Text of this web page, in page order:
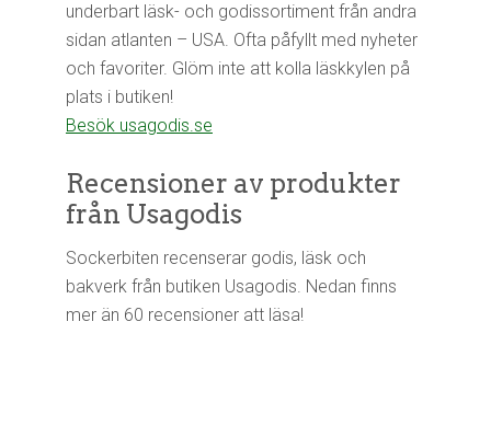
underbart läsk- och godissortiment från andra
sidan atlanten – USA. Ofta påfyllt med nyheter
och favoriter. Glöm inte att kolla läskkylen på
plats i butiken!
Besök usagodis.se
Recensioner av produkter
från Usagodis
Sockerbiten recenserar godis, läsk och
bakverk från butiken Usagodis. Nedan finns
mer än 60 recensioner att läsa!